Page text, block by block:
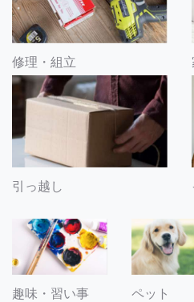
修理・組立
引っ越し
趣味・習い事 ペット